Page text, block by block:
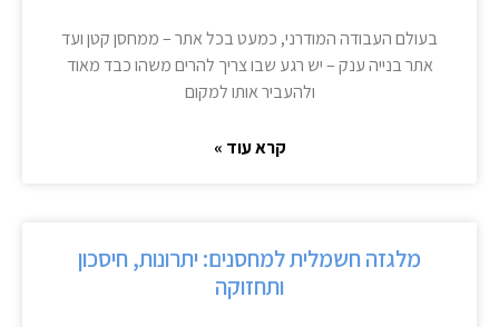
בעולם העבודה המודרני, כמעט בכל אתר – ממחסן קטן ועד
אתר בנייה ענק – יש רגע שבו צריך להרים משהו כבד מאוד
ולהעביר אותו למקום
קרא עוד »
מלגזה חשמלית למחסנים: יתרונות, חיסכון
ותחזוקה